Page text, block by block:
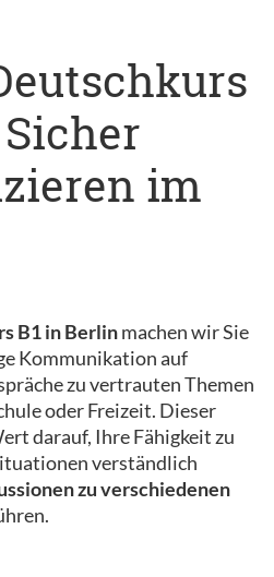
im
B1 in Berlinmachen wir Sie
Kommunikation auf
zu vertrauten Themen
oder Freizeit. Dieser
darauf, Ihre Fähigkeit zu
verständlich
zu verschiedenen